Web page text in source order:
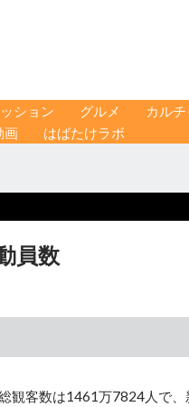
ション グルメ カル
画 はばたけラボ
員数
観客数は1461万7824人で